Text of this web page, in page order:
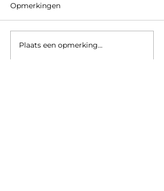
Opmerkingen
Plaats een opmerking...